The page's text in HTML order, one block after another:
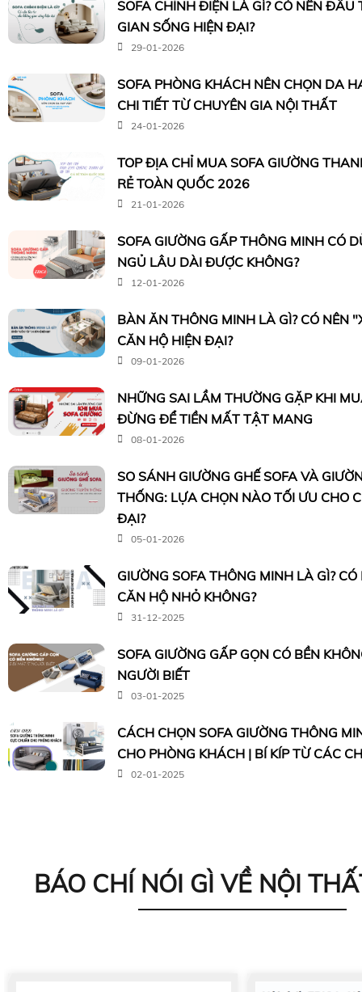
SOFA CHỈNH ĐIỆN LÀ GÌ? CÓ NÊN ĐẦU
GIAN SỐNG HIỆN ĐẠI?
29-01-2026
SOFA PHÒNG KHÁCH NÊN CHỌN DA
CHI TIẾT TỪ CHUYÊN GIA NỘI THẤT
24-01-2026
TOP ĐỊA CHỈ MUA SOFA GIƯỜNG
RẺ TOÀN QUỐC 2026
21-01-2026
SOFA GIƯỜNG GẤP THÔNG MINH CÓ
NGỦ LÂU DÀI ĐƯỢC KHÔNG?
12-01-2026
BÀN ĂN THÔNG MINH LÀ GÌ? CÓ NÊN
CĂN HỘ HIỆN ĐẠI?
09-01-2026
NHỮNG SAI LẦM THƯỜNG GẶP KHI
ĐỪNG ĐỂ TIỀN MẤT TẬT MANG
08-01-2026
SO SÁNH GIƯỜNG GHẾ SOFA VÀ
THỐNG: LỰA CHỌN NÀO TỐI ƯU CHO
ĐẠI?
05-01-2026
GIƯỜNG SOFA THÔNG MINH LÀ GÌ?
CĂN HỘ NHỎ KHÔNG?
31-12-2025
SOFA GIƯỜNG GẤP GỌN CÓ BỀN
NGƯỜI BIẾT
03-01-2025
CÁCH CHỌN SOFA GIƯỜNG THÔNG
CHO PHÒNG KHÁCH | BÍ KÍP TỪ CÁC
02-01-2025
BÁO CHÍ NÓI GÌ VỀ NỘI